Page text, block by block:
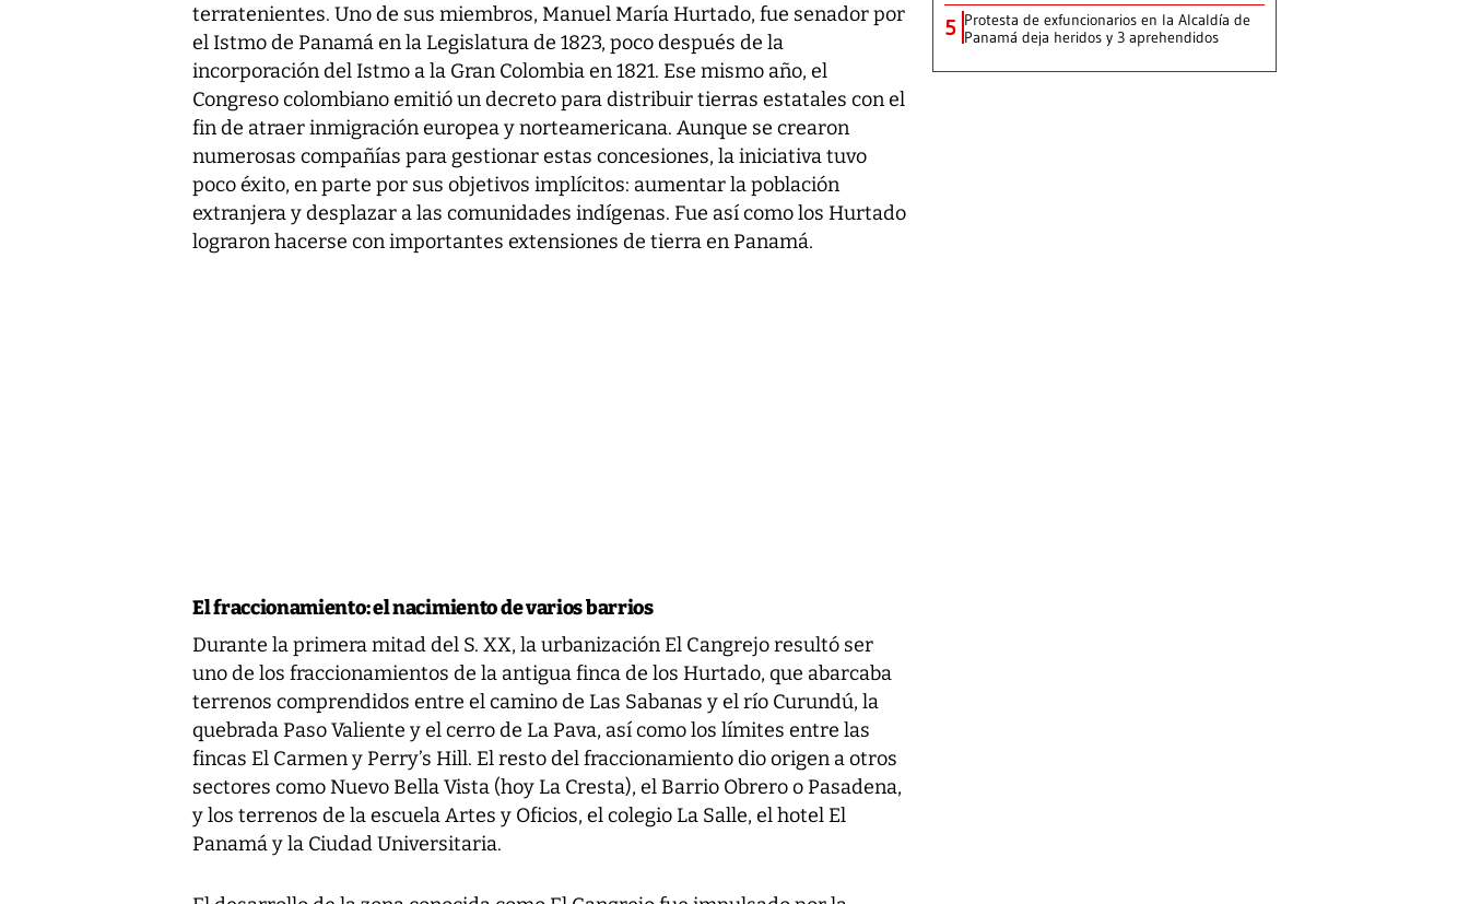
terratenientes. Uno de sus miembros, Manuel María Hurtado, fue senador por
el Istmo de Panamá en la Legislatura de 1823, poco después de la
incorporación del Istmo a la Gran Colombia en 1821. Ese mismo año, el
Congreso colombiano emitió un decreto para distribuir tierras estatales con el
fin de atraer inmigración europea y norteamericana. Aunque se crearon
numerosas compañías para gestionar estas concesiones, la iniciativa tuvo
poco éxito, en parte por sus objetivos implícitos: aumentar la población
extranjera y desplazar a las comunidades indígenas. Fue así como los Hurtado
lograron hacerse con importantes extensiones de tierra en Panamá.
El fraccionamiento: el nacimiento de varios barrios
Durante la primera mitad del S. XX, la urbanización El Cangrejo resultó ser
uno de los fraccionamientos de la antigua finca de los Hurtado, que abarcaba
terrenos comprendidos entre el camino de Las Sabanas y el río Curundú, la
quebrada Paso Valiente y el cerro de La Pava, así como los límites entre las
fincas El Carmen y Perry’s Hill. El resto del fraccionamiento dio origen a otros
sectores como Nuevo Bella Vista (hoy La Cresta), el Barrio Obrero o Pasadena,
y los terrenos de la escuela Artes y Oficios, el colegio La Salle, el hotel El
Panamá y la Ciudad Universitaria.
5 Protesta de exfuncionarios en la Alcaldía de
Panamá deja heridos y 3 aprehendidos